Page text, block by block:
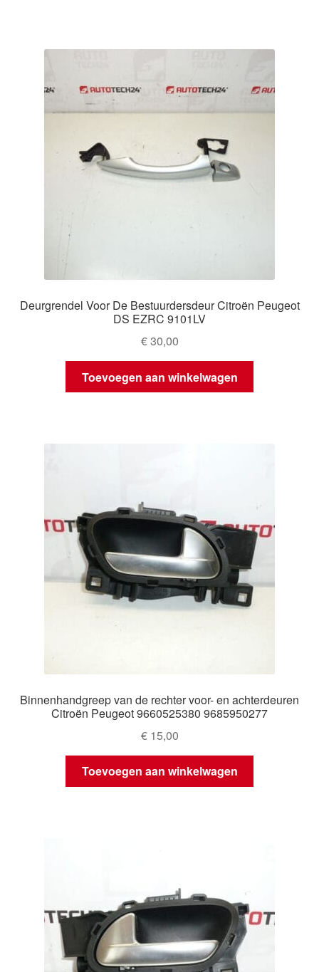
Deurgrendel Voor De Bestuurdersdeur Citroën Peugeot
DS EZRC 9101LV
€30,00
Toevoegen aan winkelwagen
Binnenhandgreep van de rechter voor- en achterdeuren
Citroën Peugeot 9660525380 9685950277
€15,00
Toevoegen aan winkelwagen